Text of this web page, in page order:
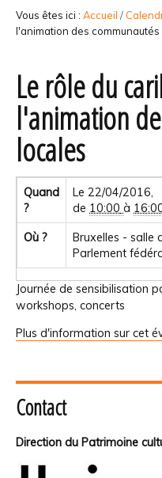
PARTICIPER
Vous êtes ici : Accueil /
l'animation des communautés
Le rôle du
l'animation
locales
Quand
?
Le 22/04/2016,
de 10:00 à
Où ?
Bruxelles - salle
Parlement
Journée de sensibilisation
workshops, concerts
Plus d'information sur cet
Contact
Direction du Patrimoine